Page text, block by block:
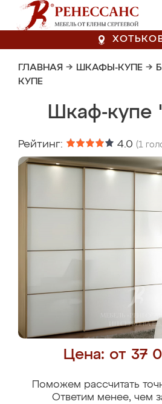
ГЛАВНАЯ → ШКАФЫ-КУПЕ →
КУПЕ
Шкаф-купе
Рейтинг: 4.0 (1
Цена: от 37
Поможем рассчитать
Ответим менее, чем